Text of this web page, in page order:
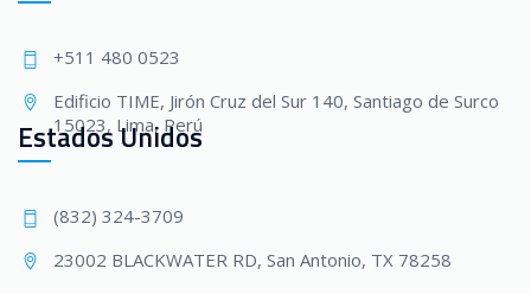
+511 480 0523
Edificio TIME, Jirón Cruz del Sur 140, Santiago de Surco
15023, Lima, Perú
Estados Unidos
(832) 324-3709
23002 BLACKWATER RD, San Antonio, TX 78258